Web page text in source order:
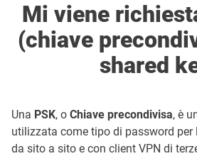
Mi viene
(chiave
shared
Una PSK, o Chiave precondivisa, è
utilizzata come tipo di password per
da sito a sito e con client VPN di